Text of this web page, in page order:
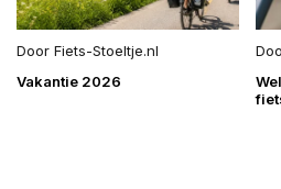
Door Fiets-Stoeltje.nl
Vakantie 2026